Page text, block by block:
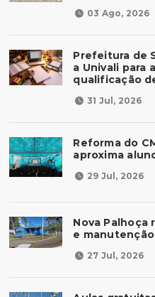
03 Ago, 2026
Prefeitura de
a Univali para
qualificação
31 Jul, 2026
Reforma do
aproxima
29 Jul, 2026
Nova Palhoça
e
27 Jul, 2026